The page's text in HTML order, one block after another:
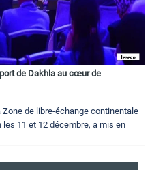
de Dakhla au cœur de
Zone de libre-échange continentale
11 et 12 décembre, a mis en